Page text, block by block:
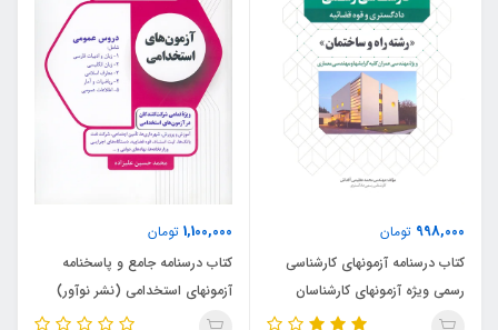
998,000 تومان
کتاب درسنامه آزمونهای کارشناسی
رسمی ویژه آزمونهای کارشناسان
رسمی دادگستری و قوه قضائیه رشته
1,100,000 تومان
کتاب درسنامه جامع و پاسخنامه
آزمونهای استخدامی (نشر نوآور)